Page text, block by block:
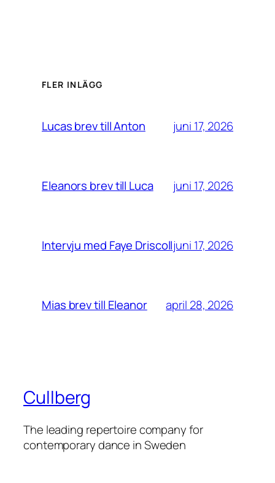
FLER INLÄGG
Lucas brev till Anton juni 17, 2026
Eleanors brev till Luca juni 17, 2026
Intervju med Faye Driscolljuni 17, 2026
Mias brev till Eleanor april 28, 2026
Cullberg
The leading repertoire company for
contemporary dance in Sweden